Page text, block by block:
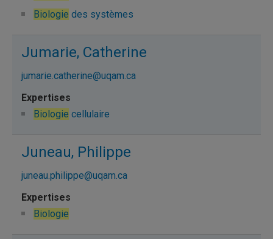
Biologie des systèmes
Jumarie, Catherine
jumarie.catherine@uqam.ca
Biologie cellulaire
Juneau, Philippe
juneau.philippe@uqam.ca
Biologie